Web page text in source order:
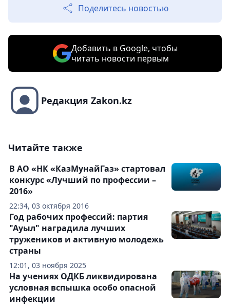
Поделитесь новостью
Добавить в Google, чтобы
читать новости первым
Редакция Zakon.kz
Читайте также
22:34, 03 октября 2016
В АО «НК «КазМунайГаз» стартовал
конкурс «Лучший по профессии –
2016»
12:01, 03 ноября 2025
Год рабочих профессий: партия
"Ауыл" наградила лучших
тружеников и активную молодежь
страны
На учениях ОДКБ ликвидирована
условная вспышка особо опасной
инфекции